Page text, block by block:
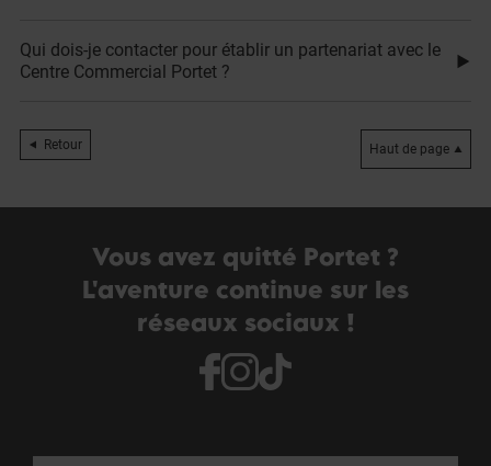
Qui dois-je contacter pour établir un partenariat avec le
Centre Commercial Portet ?
Retour Haut de page
Vous avez quitté Portet ?
L'aventure continue sur les
réseaux sociaux !